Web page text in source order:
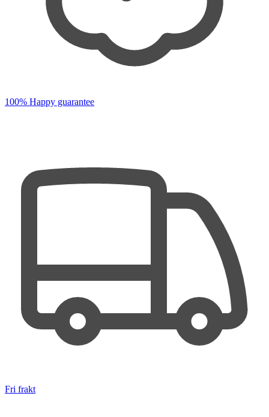
100% Happy guarantee
Fri frakt